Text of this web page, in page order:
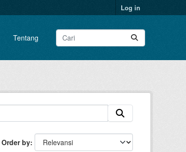
Log in
Tentang
Order by